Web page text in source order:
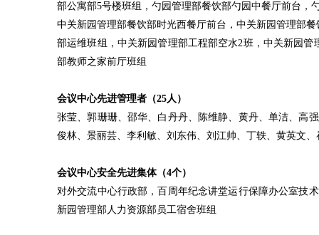
部公寓部5号楼班组，勺园管理部餐饮部勺园中餐厅前台
中关新园管理部餐饮部时光西餐厅前台，中关新园管理部
部运维班组，中关新园管理部工程部空水2班，中关新园
部教师之家前厅班组
会议中心先进管理者（25人）
张莹、郭珊珊、邵华、白丹丹、陈维静、黄丹、单洁、高
俊林、景丽芸、李利敏、刘东伟、刘江帅、丁轶、黄英文
会议中心安全先进集体（4个）
对外交流中心行政部，百周年纪念讲堂运行保障办公室技
新园管理部人力资源部员工宿舍班组